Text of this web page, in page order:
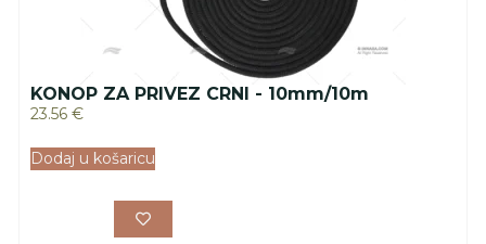
KONOP ZA PRIVEZ CRNI - 10mm/10m
23.56 €
Dodaj u košaricu